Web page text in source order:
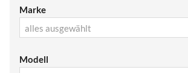
Marke
alles ausgewählt
Modell